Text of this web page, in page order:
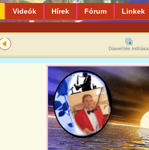
Videók Hírek Fórum Linkek
Diavetítés indítása